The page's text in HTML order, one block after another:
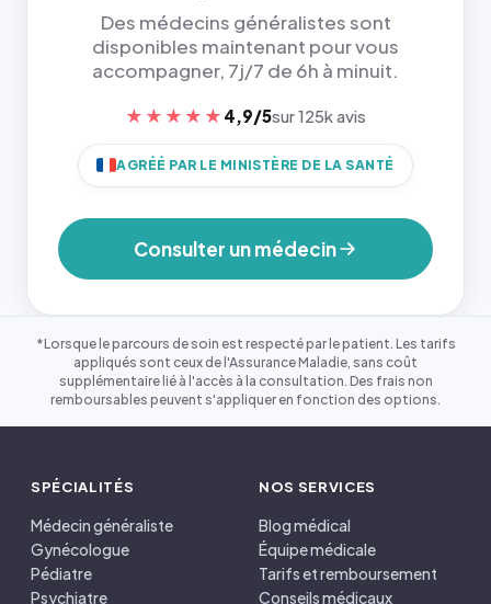
Des médecins généralistes sont
disponibles maintenant pour vous
accompagner, 7j/7 de 6h à minuit.
★★★★★ 4,9/5sur 125k avis
AGRÉÉ PAR LE MINISTÈRE DE LA SANTÉ
Consulter un médecin
*Lorsque le parcours de soin est respecté par le patient. Les tarifs
appliqués sont ceux de l'Assurance Maladie, sans coût
supplémentaire lié à l'accès à la consultation. Des frais non
remboursables peuvent s'appliquer en fonction des options.
SPÉCIALITÉS
Médecin généraliste
Gynécologue
Pédiatre
Psychiatre
NOS SERVICES
Blog médical
Équipe médicale
Tarifs et remboursement
Conseils médicaux